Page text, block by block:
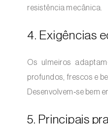
resistência mecânica.
4. Exigências
Os ulmeiros
profundos, frescos e
Desenvolvem‑se bem
5. Principais